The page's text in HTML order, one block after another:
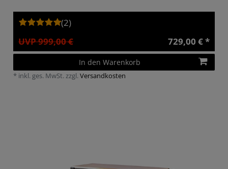
(2)
UVP 999,00 €
729,00 € *
In den Warenkorb
* inkl. ges. MwSt. zzgl.Versandkosten